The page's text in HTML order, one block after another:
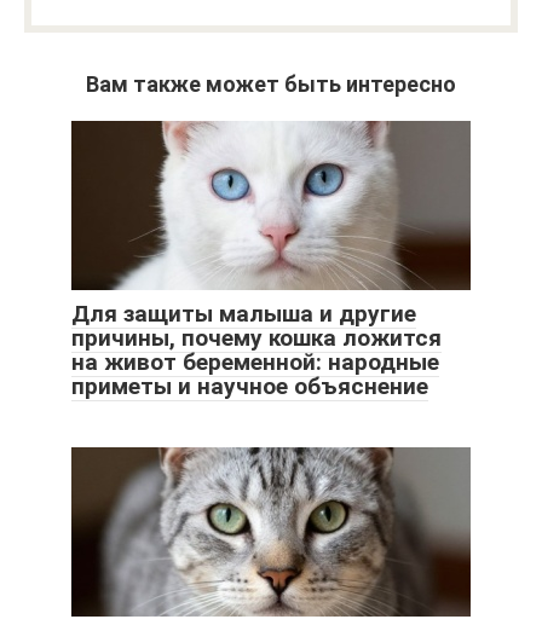
Вам также может быть интересно
Для защиты малыша и другие
причины, почему кошка ложится
на живот беременной: народные
приметы и научное объяснение